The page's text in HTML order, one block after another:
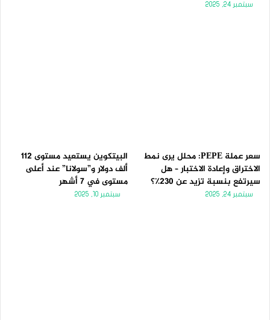
سبتمبر 24, 2025
سعر عملة PEPE: محلل يرى نمط
الاختراق وإعادة الاختبار – هل
سيرتفع بنسبة تزيد عن 230٪؟
سبتمبر 24, 2025
البيتكوين يستعيد مستوى 112
ألف دولار و”سولانا” عند أعلى
مستوى في 7 أشهر
سبتمبر 10, 2025